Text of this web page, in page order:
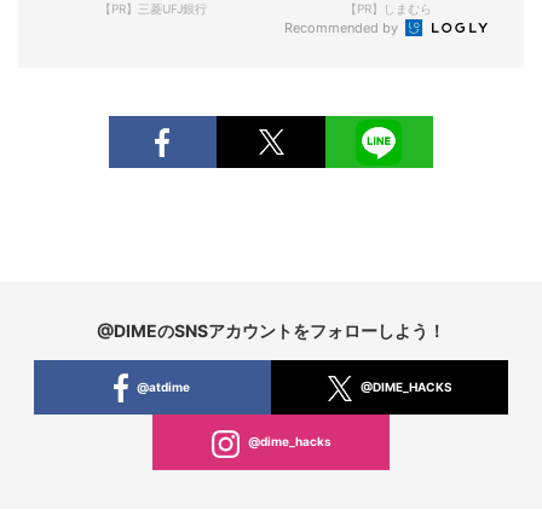
【PR】三菱UFJ銀行 【PR】しまむら
Recommended by
@DIMEのSNSアカウントをフォローしよう！
@atdime @DIME_HACKS
@dime_hacks